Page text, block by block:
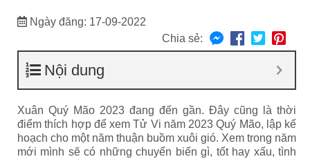
Ngày đăng: 17-09-2022
Chia sẻ:
Nội dung
Xuân Quý Mão 2023 đang đến gần. Đây cũng là thời
điểm thích hợp để xem Tử Vi năm 2023 Quý Mão, lập kế
hoạch cho một năm thuận buồm xuôi gió. Xem trong năm
mới mình sẽ có những chuyển biến gì, tốt hay xấu, tình